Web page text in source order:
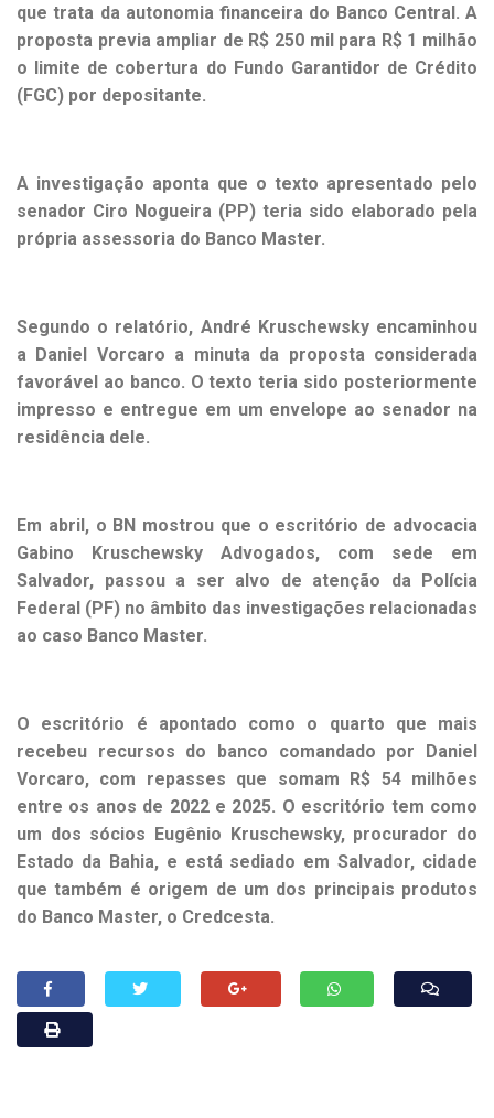
que trata da autonomia financeira do Banco Central. A
proposta previa ampliar de R$ 250 mil para R$ 1 milhão
o limite de cobertura do Fundo Garantidor de Crédito
(FGC) por depositante.
A investigação aponta que o texto apresentado pelo
senador Ciro Nogueira (PP) teria sido elaborado pela
própria assessoria do Banco Master.
Segundo o relatório, André Kruschewsky encaminhou
a Daniel Vorcaro a minuta da proposta considerada
favorável ao banco. O texto teria sido posteriormente
impresso e entregue em um envelope ao senador na
residência dele.
Em abril, o BN mostrou que o escritório de advocacia
Gabino Kruschewsky Advogados, com sede em
Salvador, passou a ser alvo de atenção da Polícia
Federal (PF) no âmbito das investigações relacionadas
ao caso Banco Master.
O escritório é apontado como o quarto que mais
recebeu recursos do banco comandado por Daniel
Vorcaro, com repasses que somam R$ 54 milhões
entre os anos de 2022 e 2025. O escritório tem como
um dos sócios Eugênio Kruschewsky, procurador do
Estado da Bahia, e está sediado em Salvador, cidade
que também é origem de um dos principais produtos
do Banco Master, o Credcesta.